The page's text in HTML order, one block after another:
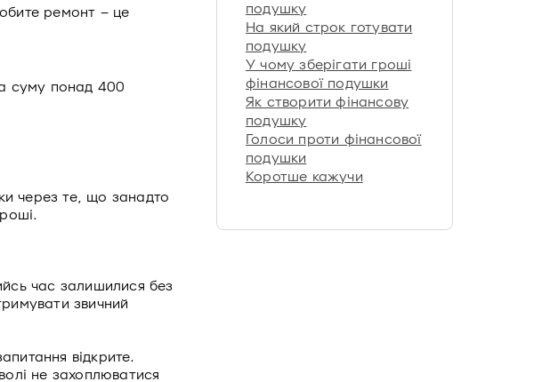
ремонт – це
суму понад 400
через те, що занадто
час залишилися без
звичний
відкрите.
не захоплюватися
подушку
На який строк готувати
подушку
У чому зберігати гроші
фінансової подушки
Як створити фінансову
подушку
Голоси проти фінансової
подушки
Коротше кажучи